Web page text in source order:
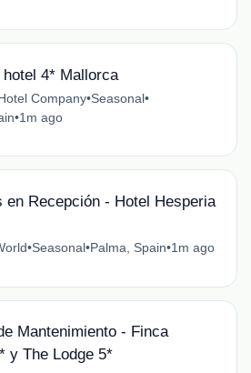
4* Mallorca
Company•Seasonal•
•1m ago
en Recepción - Hotel Hesperia
•Seasonal•Palma, Spain•1m ago
Mantenimiento - Finca
y The Lodge 5*